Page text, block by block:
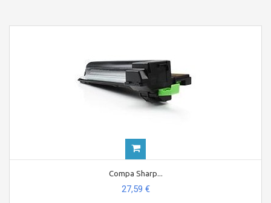
Compa Sharp...
27,59 €